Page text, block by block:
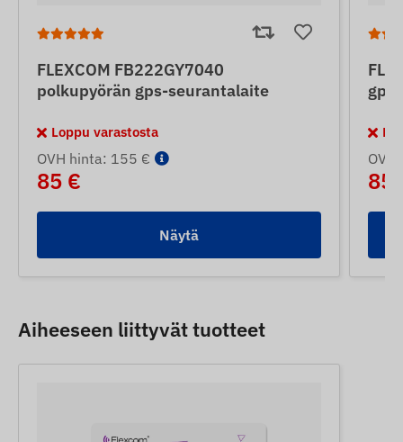
FLEXCOM FB222GY7040
polkupyörän gps-seurantalaite
Loppu varastosta
OVH hinta: 155 €
85 €
Näytä
85
Aiheeseen liittyvät tuotteet